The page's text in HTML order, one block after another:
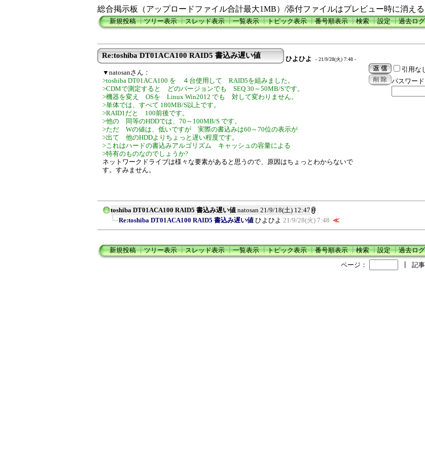
総合掲示板（アップロードファイル合計最大1MB）/添付ファイルはプレビュー時に消え
新規投稿┃ツリー表示┃スレッド表示┃一覧表示┃トピック表示┃番号順表示┃検索┃設定┃過去ログ
Re:toshiba DT01ACA100 RAID5 書込み遅い値 ひよひよ - 21/9/28(火) 7:48 -
▼natosanさん：
>toshiba DT01ACA100 を ４台使用して RAID5を組みました。
>CDMで測定すると どのバージョンでも SEQ 30～50MB/Sです。
>機器を変え OSを Linux Win2012 でも 対して変わりません。
>単体では、すべて 180MB/S以上です。
>RAID1だと 100前後です。
>他の 同等のHDDでは、70～100MB/S です。
>ただ Wの値は、低いですが 実際の書込みは60～70位の表示が
>出て 他のHDDよりちょっと遅い程度です。
>これはハードの書込みアルゴリズム キャッシュの容量による
>特有のものなのでしょうか?
ネットワークドライブは様々な要素があると思うので、原因はちょっとわからないで
す。すみません。
引用な
パスワード
toshiba DT01ACA100 RAID5 書込み遅い値 natosan 21/9/18(土) 12:47
Re:toshiba DT01ACA100 RAID5 書込み遅い値 ひよひよ 21/9/28(火) 7:48 ≪
新規投稿┃ツリー表示┃スレッド表示┃一覧表示┃トピック表示┃番号順表示┃検索┃設定┃過去ログ
ページ：
記